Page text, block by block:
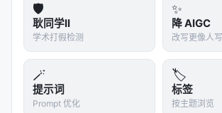
🛡️
耿同学II
学术打假检测
✨
降 AIGC
改写更像人写
🪄
提示词
Prompt 优化
🏷️
标签
按主题浏览